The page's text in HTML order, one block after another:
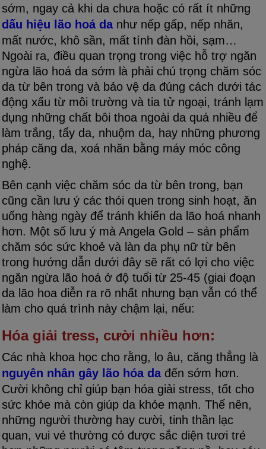
sớm, ngay cả khi da chưa hoặc có rất ít những
dấu hiệu lão hoá danhư nếp gấp, nếp nhăn,
mất nước, khô sần, mất tính đàn hồi, sạm…
Ngoài ra, điều quan trọng trong việc hỗ trợ ngăn
ngừa lão hoá da sớm là phải chú trọng chăm sóc
da từ bên trong và bảo vệ da đúng cách dưới tác
động xấu từ môi trường và tia tử ngoại, tránh lạm
dụng những chất bôi thoa ngoài da quá nhiều để
làm trắng, tẩy da, nhuộm da, hay những phương
pháp căng da, xoá nhăn bằng máy móc công
nghệ.
Bên cạnh việc chăm sóc da từ bên trong, bạn
cũng cần lưu ý các thói quen trong sinh hoạt, ăn
uống hàng ngày để tránh khiến da lão hoá nhanh
hơn. Một số lưu ý mà Angela Gold – sản phẩm
chăm sóc sức khoẻ và làn da phụ nữ từ bên
trong hướng dẫn dưới đây sẽ rất có lợi cho việc
ngăn ngừa lão hoá ở độ tuổi từ 25-45 (giai đoạn
da lão hoa diễn ra rõ nhất nhưng bạn vẫn có thể
làm cho quá trình này chậm lại, nếu:
Hóa giải tress, cười nhiều hơn:
Các nhà khoa học cho rằng, lo âu, căng thẳng là
nguyên nhân gây lão hóa dađến sớm hơn.
Cười không chỉ giúp bạn hóa giải stress, tốt cho
sức khỏe mà còn giúp da khỏe mạnh. Thế nên,
những người thường hay cười, tinh thần lạc
quan, vui vẻ thường có được sắc diện tươi trẻ